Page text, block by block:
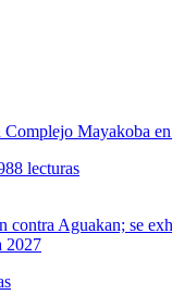
Mayakoba
lecturas
contra Aguakan; se
2027